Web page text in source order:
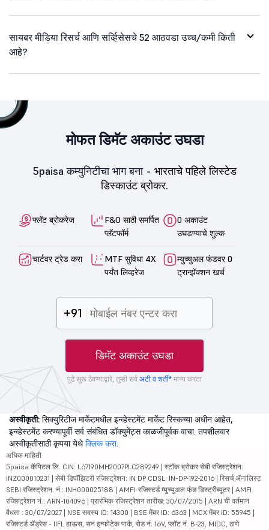
सायबर मीडिया रिसर्च आणि सर्व्हिसेसचे 52 आठवडा उच्च/कमी किती
आहे?
मोफत डिमॅट अकाउंट उघडा
5paisa कम्युनिटीचा भाग बना - भारताचे पहिले लिस्टेड
डिस्काउंट ब्रोकर.
फ्लॅट ब्रोकरेज
F&O साठी समर्पित
प्लॅटफॉर्म
0 अकाउंट
उघडण्याचे शुल्क
चार्टवर ट्रेड करा
MTF सुविधा 4X
पर्यंत लिव्हरेज
म्युच्युअल फंडवर 0
ट्रान्झॅक्शन खर्च
+91
डिमॅट अकाउंट उघडा
पुढे सुरू ठेवण्याद्वारे, तुम्ही सर्व अटी व शर्ती* मान्य करता
अस्वीकृती: सिक्युरिटीज मार्केटमधील इन्व्हेस्टमेंट मार्केट रिस्कच्या अधीन आहेत,
इन्व्हेस्टमेंट करण्यापूर्वी सर्व संबंधित डॉक्युमेंट्स काळजीपूर्वक वाचा. तपशीलवार
अस्वीकृतीसाठी कृपया येथेक्लिक करा.
अधिक माहिती
5paisa कॅपिटल लि. CIN: L67190MH2007PLC289249 | स्टॉक ब्रोकर सेबी रजिस्ट्रेशन:
INZ000010231 | सेबी डिपॉझिटरी रजिस्ट्रेशन: IN DP CDSL: IN-DP-192-2016 | रिसर्च ॲनालिस्ट
SEBI रजिस्ट्रेशन. नं.: INH000025188 | AMFI-रजिस्टर्ड म्युच्युअल फंड डिस्ट्रीब्यूटर | AMFI
रजिस्ट्रेशन नं.: ARN-104096 | प्रारंभिक रजिस्ट्रेशन तारीख: 30/07/2015 | ARN ची वर्तमान
वैधता : 30/07/2027 | NSE सदस्य ID: 14300 | BSE मेंबर ID: 6363 | MCX मेंबर ID: 55945 |
रजिस्टर्ड ॲड्रेस - IIFL हाऊस, सन इन्फोटेक पार्क, रोड नं. 16V, प्लॉट नं. B-23, MIDC, ठाणे